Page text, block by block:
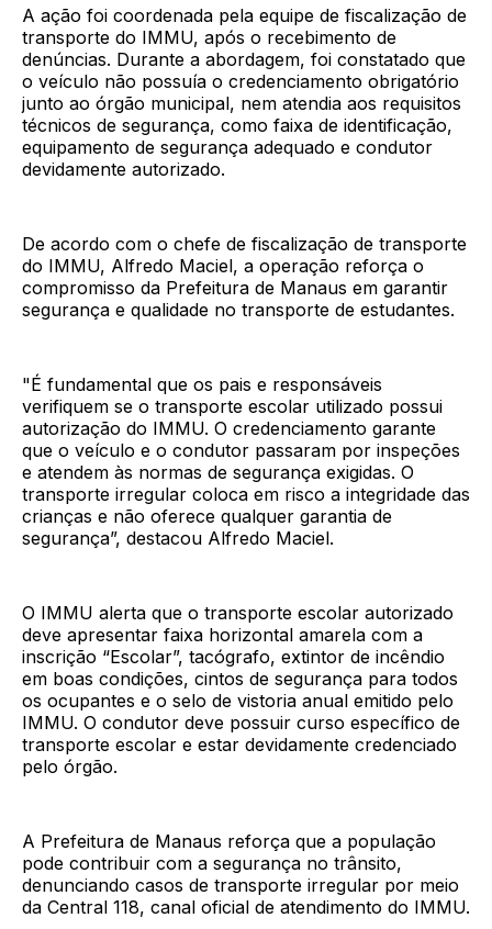
A ação foi coordenada pela equipe de fiscalização de
transporte do IMMU, após o recebimento de
denúncias. Durante a abordagem, foi constatado que
o veículo não possuía o credenciamento obrigatório
junto ao órgão municipal, nem atendia aos requisitos
técnicos de segurança, como faixa de identificação,
equipamento de segurança adequado e condutor
devidamente autorizado.
De acordo com o chefe de fiscalização de transporte
do IMMU, Alfredo Maciel, a operação reforça o
compromisso da Prefeitura de Manaus em garantir
segurança e qualidade no transporte de estudantes.
"É fundamental que os pais e responsáveis
verifiquem se o transporte escolar utilizado possui
autorização do IMMU. O credenciamento garante
que o veículo e o condutor passaram por inspeções
e atendem às normas de segurança exigidas. O
transporte irregular coloca em risco a integridade das
crianças e não oferece qualquer garantia de
segurança”, destacou Alfredo Maciel.
O IMMU alerta que o transporte escolar autorizado
deve apresentar faixa horizontal amarela com a
inscrição “Escolar”, tacógrafo, extintor de incêndio
em boas condições, cintos de segurança para todos
os ocupantes e o selo de vistoria anual emitido pelo
IMMU. O condutor deve possuir curso específico de
transporte escolar e estar devidamente credenciado
pelo órgão.
A Prefeitura de Manaus reforça que a população
pode contribuir com a segurança no trânsito,
denunciando casos de transporte irregular por meio
da Central 118, canal oficial de atendimento do IMMU.